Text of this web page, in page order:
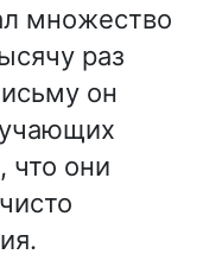
множество
раз
он
что они